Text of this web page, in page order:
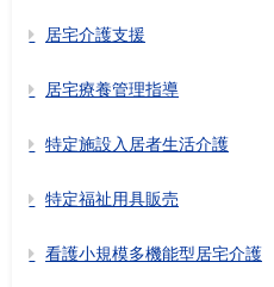
居宅介護支援
居宅療養管理指導
特定施設入居者生活介護
特定福祉用具販売
看護小規模多機能型居宅介護